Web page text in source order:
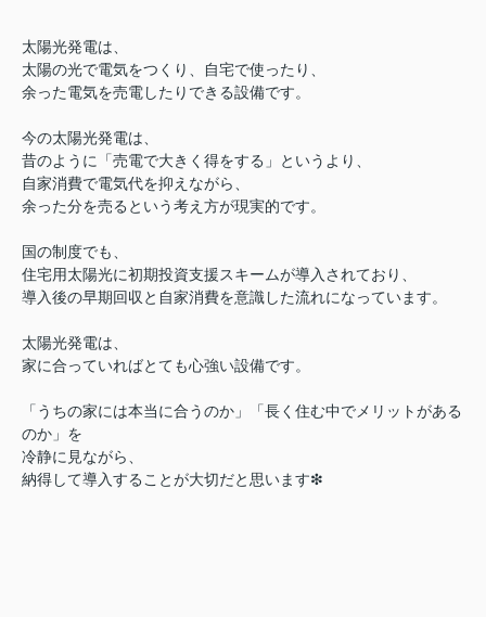
太陽光発電は、
太陽の光で電気をつくり、自宅で使ったり、
余った電気を売電したりできる設備です。
今の太陽光発電は、
昔のように「売電で大きく得をする」というより、
自家消費で電気代を抑えながら、
余った分を売るという考え方が現実的です。
国の制度でも、
住宅用太陽光に初期投資支援スキームが導入されており、
導入後の早期回収と自家消費を意識した流れになっています。
太陽光発電は、
家に合っていればとても心強い設備です。
「うちの家には本当に合うのか」「長く住む中でメリットがある
のか」を
冷静に見ながら、
納得して導入することが大切だと思います❇︎